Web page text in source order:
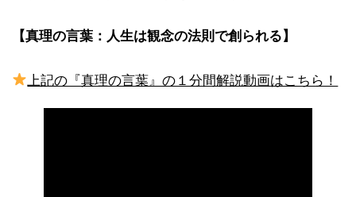
【真理の言葉：人生は観念の法則で創られる】
上記の『真理の言葉』の１分間解説動画はこちら！